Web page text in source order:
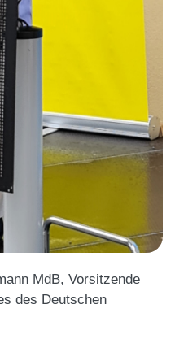
MdB, Vorsitzende
des Deutschen